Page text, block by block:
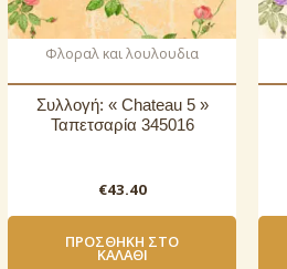
Φλοραλ και λουλουδια
Συλλογή: « Chateau 5 »
Ταπετσαρία 345016
€43.40
ΠΡΟΣΘΉΚΗ ΣΤΟ
ΚΑΛΆΘΙ